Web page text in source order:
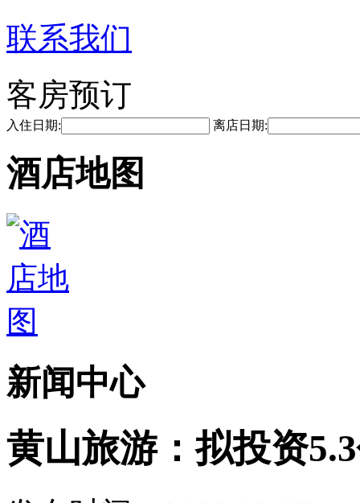
联系我们
客房预订
入住日期: 离店日期:
酒店地图
新闻中心
黄山旅游：拟投资